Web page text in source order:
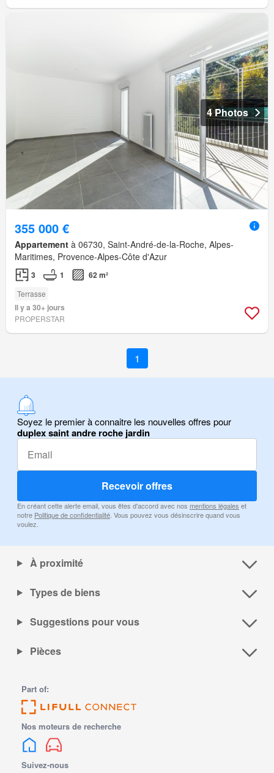
4 Photos
355 000 €
Appartement à 06730, Saint-André-de-la-Roche, Alpes-
Maritimes, Provence-Alpes-Côte d'Azur
3 1 62 m²
Terrasse
Il y a 30+ jours
PROPERSTAR
1
Soyez le premier à connaitre les nouvelles offres pour
duplex saint andre roche jardin
Recevoir offres
En créant cette alerte email, vous êtes d'accord avec nos mentions légales et
notre Politique de confidentialité . Vous pouvez vous désinscrire quand vous
voulez.
À proximité
Types de biens
Suggestions pour vous
Pièces
Part of:
Nos moteurs de recherche
Suivez-nous